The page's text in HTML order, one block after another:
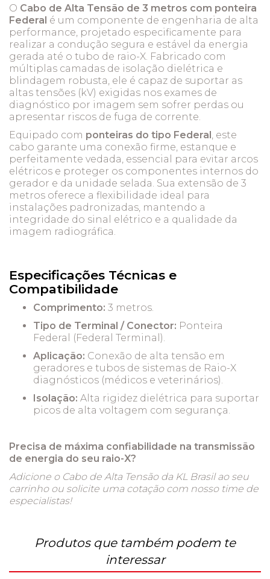
O Cabo de Alta Tensão de 3 metros com ponteira
Federal é um componente de engenharia de alta
performance, projetado especificamente para
realizar a condução segura e estável da energia
gerada até o tubo de raio-X. Fabricado com
múltiplas camadas de isolação dielétrica e
blindagem robusta, ele é capaz de suportar as
altas tensões (kV) exigidas nos exames de
diagnóstico por imagem sem sofrer perdas ou
apresentar riscos de fuga de corrente.
Equipado com ponteiras do tipo Federal, este
cabo garante uma conexão firme, estanque e
perfeitamente vedada, essencial para evitar arcos
elétricos e proteger os componentes internos do
gerador e da unidade selada. Sua extensão de 3
metros oferece a flexibilidade ideal para
instalações padronizadas, mantendo a
integridade do sinal elétrico e a qualidade da
imagem radiográfica.
Especificações Técnicas e
Compatibilidade
Comprimento: 3 metros.
Tipo de Terminal / Conector: Ponteira
Federal (Federal Terminal).
Aplicação: Conexão de alta tensão em
geradores e tubos de sistemas de Raio-X
diagnósticos (médicos e veterinários).
Isolação: Alta rigidez dielétrica para suportar
picos de alta voltagem com segurança.
Precisa de máxima confiabilidade na transmissão
de energia do seu raio-X?
Adicione o Cabo de Alta Tensão da KL Brasil ao seu
carrinho ou solicite uma cotação com nosso time de
especialistas!
Produtos que também podem te
interessar